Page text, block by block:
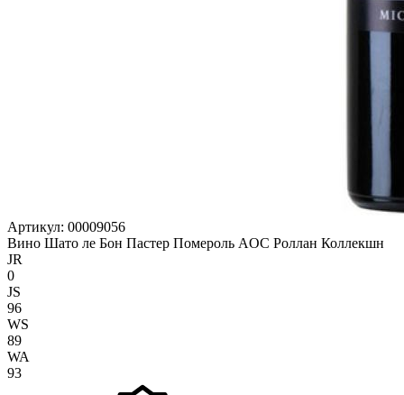
Артикул: 00009056
Вино Шато ле Бон Пастер Помероль AOC Роллан Коллекшн
JR
0
JS
96
WS
89
WA
93